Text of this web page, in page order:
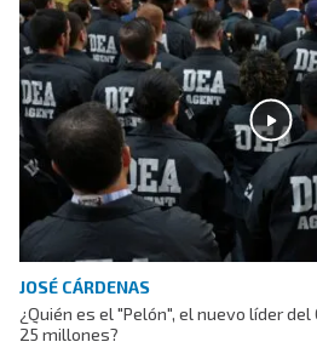
JOSÉ CÁRDENAS
¿Quién es el "Pelón", el nuevo líder del
25 millones?